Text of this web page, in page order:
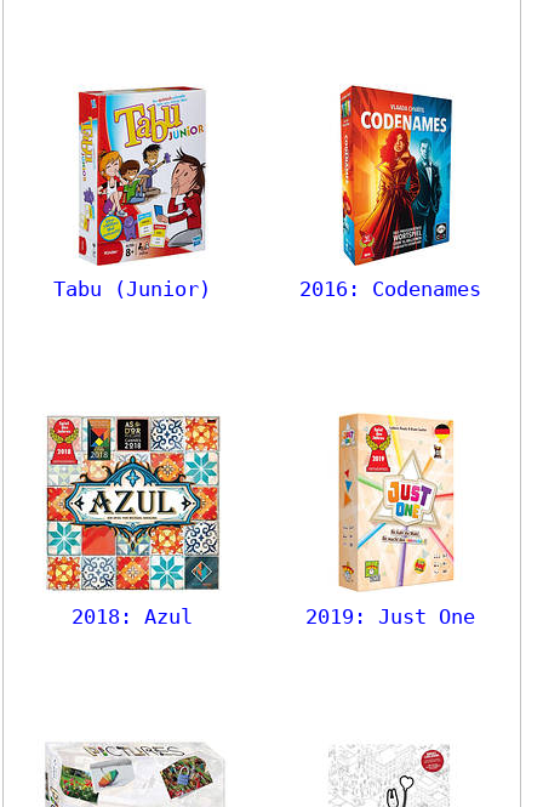
Tabu (Junior) 2016: Codenames
2018: Azul 2019: Just One